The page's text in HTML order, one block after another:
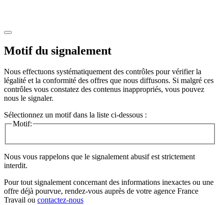
Motif du signalement
Nous effectuons systématiquement des contrôles pour vérifier la
légalité et la conformité des offres que nous diffusons. Si malgré ces
contrôles vous constatez des contenus inappropriés, vous pouvez
nous le signaler.
Sélectionnez un motif dans la liste ci-dessous :
Motif:
Nous vous rappelons que le signalement abusif est strictement
interdit.
Pour tout signalement concernant des informations inexactes ou une
offre déjà pourvue, rendez-vous auprès de votre agence France
Travail ou contactez-nous